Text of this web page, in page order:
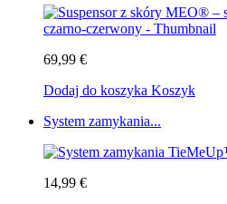
69,99 €
Dodaj do koszyka Koszyk
System zamykania...
14,99 €